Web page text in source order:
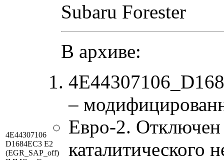
4E44307106
D1684EC3 E2
(EGR_SAP_off)
Subaru Forester
В архиве:
–
Евро-2. Отключен
каталитического